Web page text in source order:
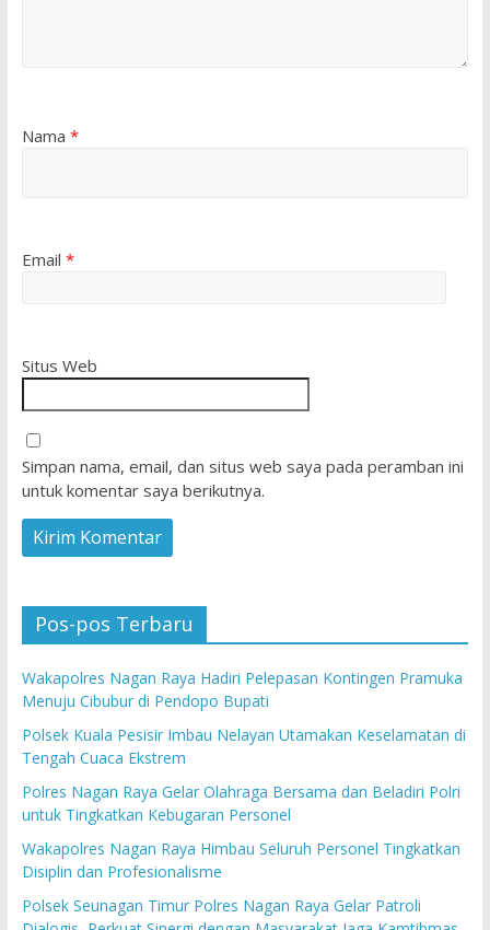
Nama *
Email *
Situs Web
Simpan nama, email, dan situs web saya pada peramban ini
untuk komentar saya berikutnya.
Pos-pos Terbaru
Wakapolres Nagan Raya Hadiri Pelepasan Kontingen Pramuka
Menuju Cibubur di Pendopo Bupati
Polsek Kuala Pesisir Imbau Nelayan Utamakan Keselamatan di
Tengah Cuaca Ekstrem
Polres Nagan Raya Gelar Olahraga Bersama dan Beladiri Polri
untuk Tingkatkan Kebugaran Personel
Wakapolres Nagan Raya Himbau Seluruh Personel Tingkatkan
Disiplin dan Profesionalisme
Polsek Seunagan Timur Polres Nagan Raya Gelar Patroli